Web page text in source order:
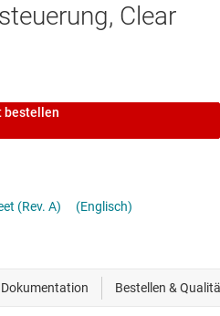
Clear
bestellen
(Rev. A) (Englisch)